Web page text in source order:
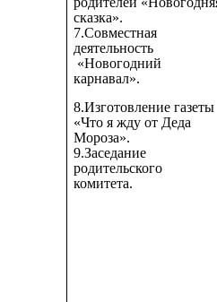
сказка».
7.Совместная
деятельность
«Новогодний
карнавал».
8.Изготовление газеты
«Что я жду от Деда
Мороза».
9.Заседание
родительского
комитета.